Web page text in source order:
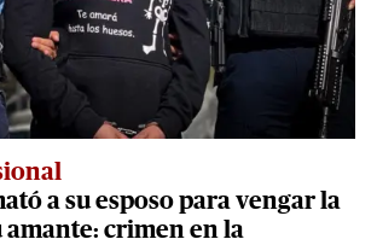
a su esposo para vengar la
amante: crimen en la